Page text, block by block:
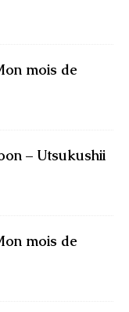
mois de
– Utsukushii
mois de